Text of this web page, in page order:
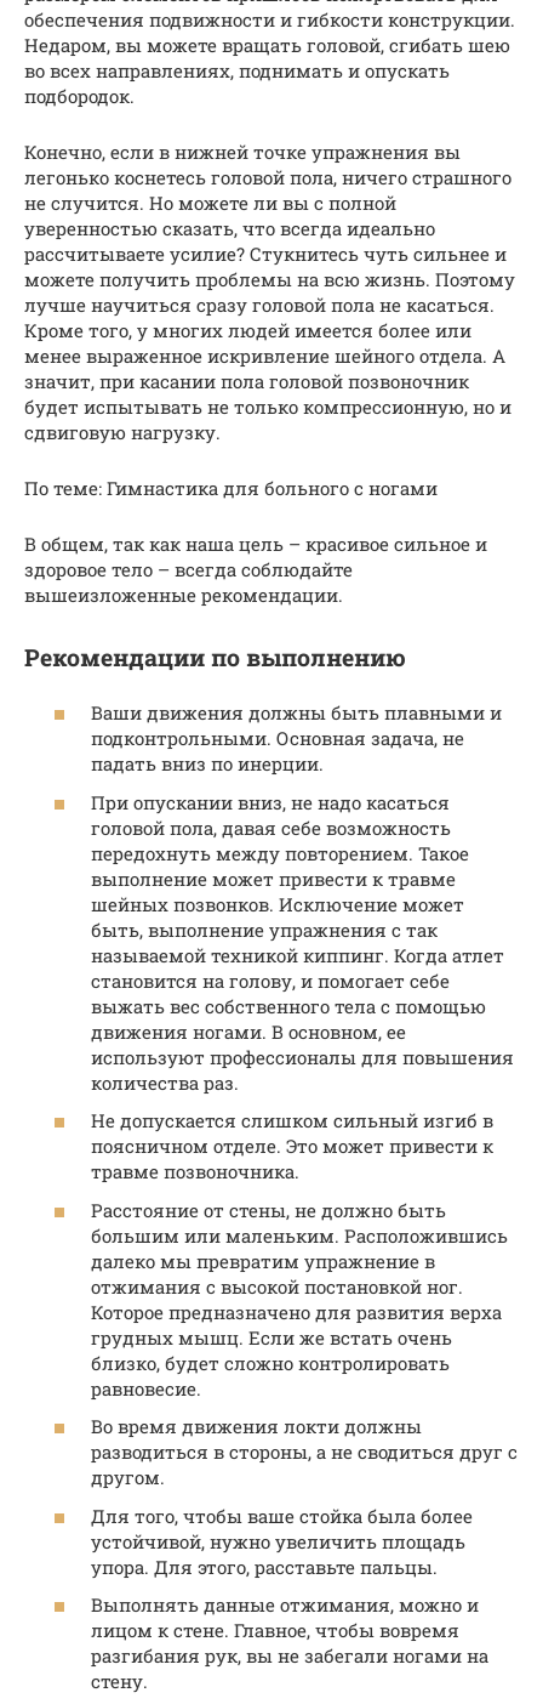
обеспечения подвижности и гибкости конструкции.
Недаром, вы можете вращать головой, сгибать шею
во всех направлениях, поднимать и опускать
подбородок.
Конечно, если в нижней точке упражнения вы
легонько коснетесь головой пола, ничего страшного
не случится. Но можете ли вы с полной
уверенностью сказать, что всегда идеально
рассчитываете усилие? Стукнитесь чуть сильнее и
можете получить проблемы на всю жизнь. Поэтому
лучше научиться сразу головой пола не касаться.
Кроме того, у многих людей имеется более или
менее выраженное искривление шейного отдела. А
значит, при касании пола головой позвоночник
будет испытывать не только компрессионную, но и
сдвиговую нагрузку.
По теме: Гимнастика для больного с ногами
В общем, так как наша цель – красивое сильное и
здоровое тело – всегда соблюдайте
вышеизложенные рекомендации.
Рекомендации по выполнению
Ваши движения должны быть плавными и
подконтрольными. Основная задача, не
падать вниз по инерции.
При опускании вниз, не надо касаться
головой пола, давая себе возможность
передохнуть между повторением. Такое
выполнение может привести к травме
шейных позвонков. Исключение может
быть, выполнение упражнения с так
называемой техникой киппинг. Когда атлет
становится на голову, и помогает себе
выжать вес собственного тела с помощью
движения ногами. В основном, ее
используют профессионалы для повышения
количества раз.
Не допускается слишком сильный изгиб в
поясничном отделе. Это может привести к
травме позвоночника.
Расстояние от стены, не должно быть
большим или маленьким. Расположившись
далеко мы превратим упражнение в
отжимания с высокой постановкой ног.
Которое предназначено для развития верха
грудных мышц. Если же встать очень
близко, будет сложно контролировать
равновесие.
Во время движения локти должны
разводиться в стороны, а не сводиться друг с
другом.
Для того, чтобы ваше стойка была более
устойчивой, нужно увеличить площадь
упора. Для этого, расставьте пальцы.
Выполнять данные отжимания, можно и
лицом к стене. Главное, чтобы вовремя
разгибания рук, вы не забегали ногами на
стену.